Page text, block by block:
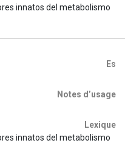
innatos del metabolismo
Es
Notes d’usage
Lexique
innatos del metabolismo